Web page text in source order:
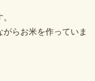
らお米を作っていま